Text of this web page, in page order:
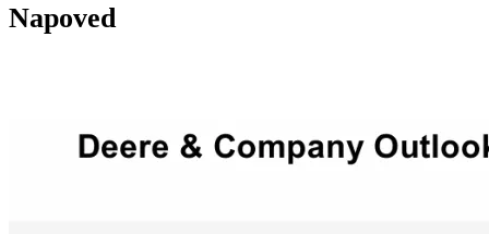
Napoved